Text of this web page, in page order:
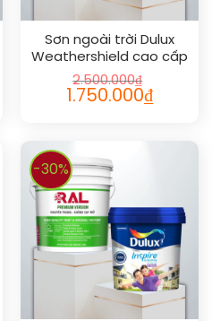
Sơn ngoài trời Dulux
Weathershield cao cấp
bóng 5L
2.500.000₫
1.750.000₫
-30%